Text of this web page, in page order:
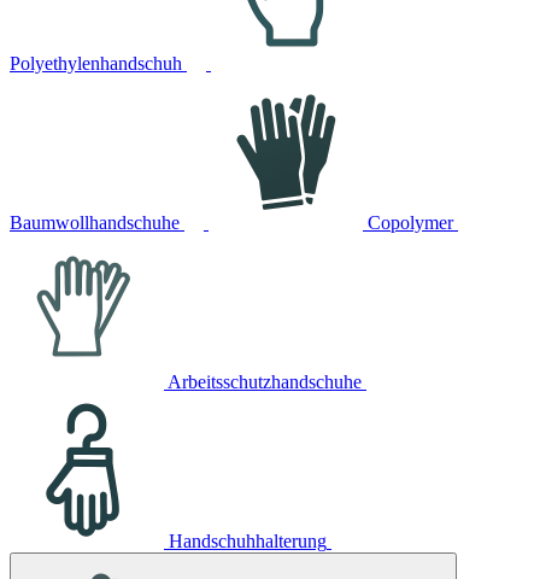
Polyethylenhandschuh
Baumwollhandschuhe Copolymer
Arbeitsschutzhandschuhe
Handschuhhalterung